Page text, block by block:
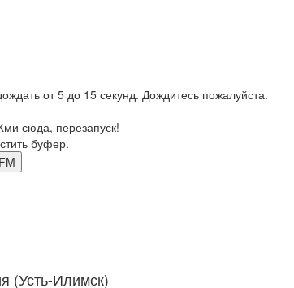
от 5 до 15 секунд. Дождитесь пожалуйста.
сюда, перезапуск!
буфер.
(Усть-Илимск)